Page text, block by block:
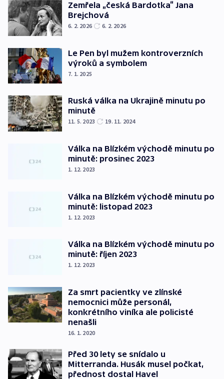
Zemřela „česká Bardotka“ Jana
Brejchová
6. 2. 2026 6. 2. 2026
Le Pen byl mužem kontroverzních
výroků a symbolem
7. 1. 2025
Ruská válka na Ukrajině minutu po
minutě
11. 5. 2023 19. 11. 2024
Válka na Blízkém východě minutu po
minutě: prosinec 2023
1. 12. 2023
Válka na Blízkém východě minutu po
minutě: listopad 2023
1. 12. 2023
Válka na Blízkém východě minutu po
minutě: říjen 2023
1. 12. 2023
Za smrt pacientky ve zlínské
nemocnici může personál,
konkrétního viníka ale policisté
nenašli
16. 1. 2020
Před 30 lety se snídalo u
Mitterranda. Husák musel počkat,
přednost dostal Havel